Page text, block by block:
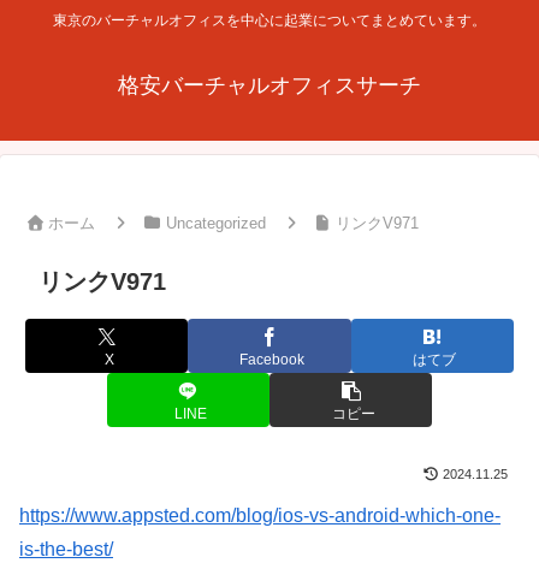
東京のバーチャルオフィスを中心に起業についてまとめています。
格安バーチャルオフィスサーチ
ホーム Uncategorized リンクV971
リンクV971
X Facebook はてブ
LINE コピー
2024.11.25
https://www.appsted.com/blog/ios-vs-android-which-one-
is-the-best/